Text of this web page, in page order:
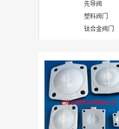
先导阀
塑料阀门
钛合金阀门